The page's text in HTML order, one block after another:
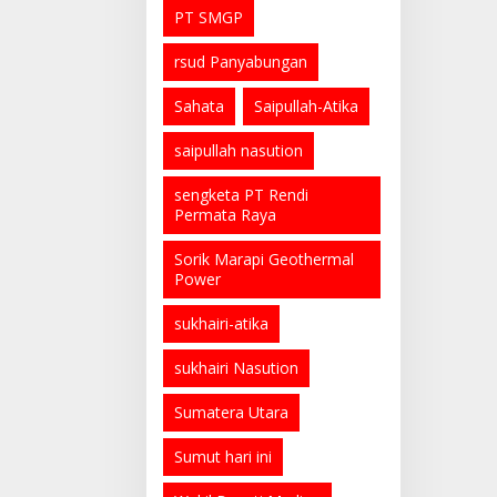
PT SMGP
rsud Panyabungan
Sahata Saipullah-Atika
saipullah nasution
sengketa PT Rendi
Permata Raya
Sorik Marapi Geothermal
Power
sukhairi-atika
sukhairi Nasution
Sumatera Utara
Sumut hari ini